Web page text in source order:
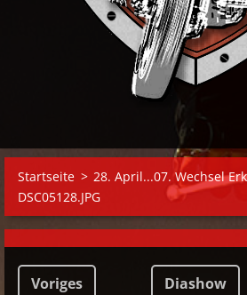
Startseite > 28. April...07. Wechsel
DSC05128.JPG
Voriges Diashow